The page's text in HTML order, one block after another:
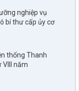
nghiệp vụ
bí thư cấp ủy cơ
thống Thanh
VIII năm